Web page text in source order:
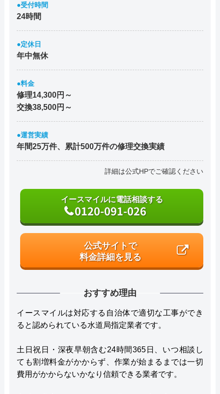
●受付時間
24時間
●定休日
年中無休
●料金
修理14,300円～
交換38,500円～
●運営実績
年間25万件、累計500万件の修理交換実績
詳細は公式HPでご確認ください
イースマイルに電話相談する
0120-091-026
公式サイトで
料金詳細を見る
おすすめ理由
イースマイルは対応する自治体で適切な工事ができ
ると認められている水道局指定業者です。
土日祝日・深夜早朝含む24時間365日、いつ相談し
ても割増料金がかからず、作業が始まるまでは一切
費用がかからないかなり信頼できる業者です。